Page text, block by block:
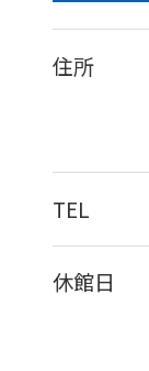
住所
TEL
休館日